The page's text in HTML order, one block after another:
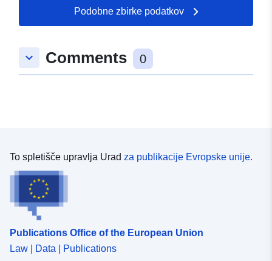
49.9186 ], [ 7.01693,
uriRef:
http://data.europa.eu/88u/dataset/
Podobne zbirke podatkov
keyboard_arrow_down Comments 0
To spletišče upravlja Urad za publikacije Evropske unije.
Publications Office of the European Union
Law | Data | Publications